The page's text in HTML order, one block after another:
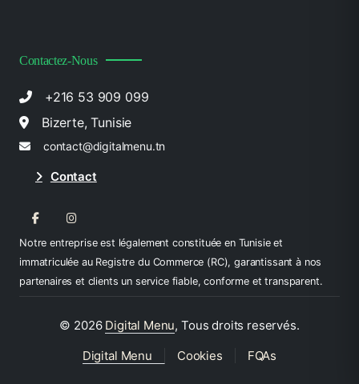
Contactez-Nous
+216 53 909 099
Bizerte, Tunisie
contact@digitalmenu.tn
Contact
Notre entreprise est légalement constituée en Tunisie et
immatriculée au Registre du Commerce (RC), garantissant à nos
partenaires et clients un service fiable, conforme et transparent.
© 2026 Digital Menu, Tous droits reservés.
Digital Menu
Cookies FQAs